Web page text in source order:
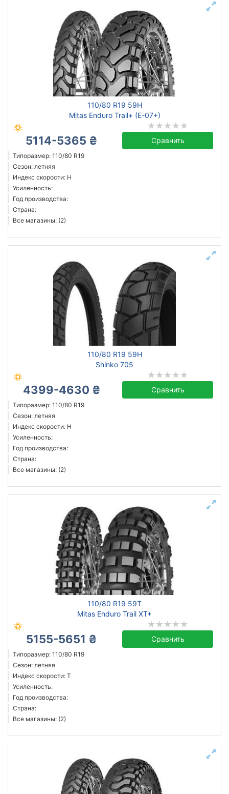
110/80 R19 59H
Mitas Enduro Trail+ (E-07+)
5114-5365 ₴ Сравнить
Типоразмер: 110/80 R19
Сезон: летняя
Индекс скорости: H
Усиленность:
Год производства:
Страна:
Все магазины: (2)
110/80 R19 59H
Shinko 705
4399-4630 ₴ Сравнить
Типоразмер: 110/80 R19
Сезон: летняя
Индекс скорости: H
Усиленность:
Год производства:
Страна:
Все магазины: (2)
110/80 R19 59T
Mitas Enduro Trail XT+
5155-5651 ₴ Сравнить
Типоразмер: 110/80 R19
Сезон: летняя
Индекс скорости: T
Усиленность:
Год производства:
Страна:
Все магазины: (2)